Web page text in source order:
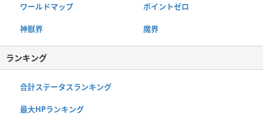
ワールドマップ ポイントゼロ
神獣界 魔界
ランキング
合計ステータスランキング
最大HPランキング